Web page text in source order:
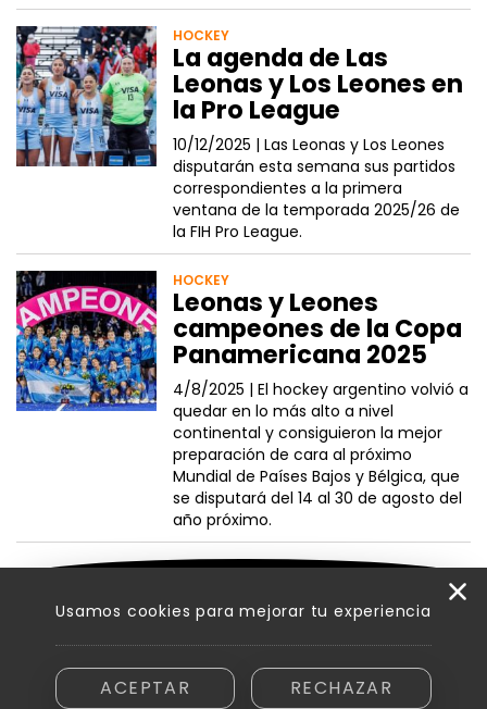
HOCKEY
La agenda de Las
Leonas y Los Leones en
la Pro League
10/12/2025 |Las Leonas y Los Leones
disputarán esta semana sus partidos
correspondientes a la primera
ventana de la temporada 2025/26 de
la FIH Pro League.
HOCKEY
Leonas y Leones
campeones de la Copa
Panamericana 2025
4/8/2025 |El hockey argentino volvió a
quedar en lo más alto a nivel
continental y consiguieron la mejor
preparación de cara al próximo
Mundial de Países Bajos y Bélgica, que
se disputará del 14 al 30 de agosto del
año próximo.
Razón social: Innovamedia S. A. - CUIT asignada: 30-71894810-6
Usamos cookies para mejorar tu experiencia
ACEPTAR RECHAZAR